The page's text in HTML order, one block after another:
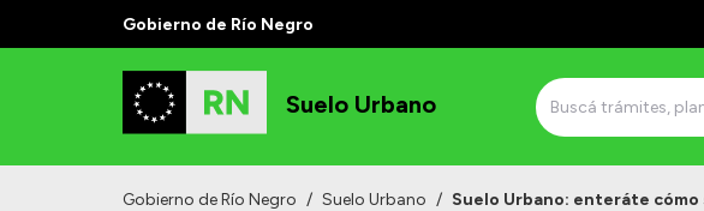
Gobierno de Río Negro
Suelo Urbano
Gobierno de Río Negro / Suelo Urbano / Suelo Urbano: enteráte